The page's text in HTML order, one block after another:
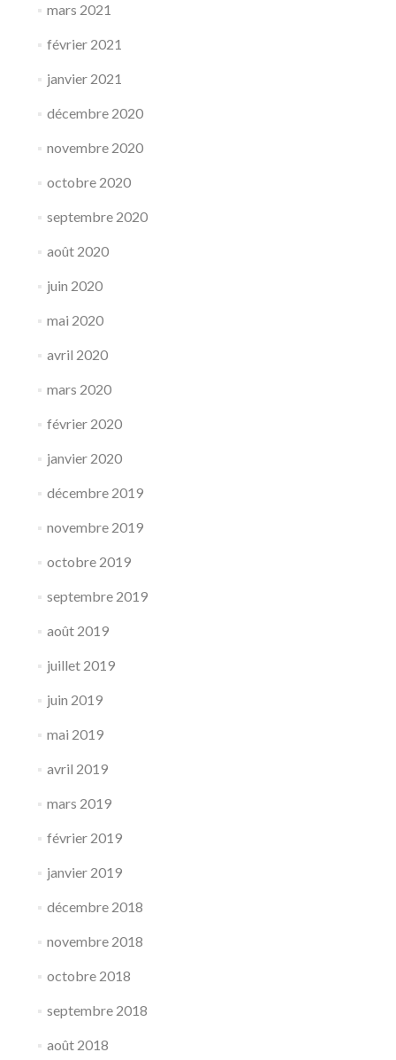
mars 2021
février 2021
janvier 2021
décembre 2020
novembre 2020
octobre 2020
septembre 2020
août 2020
juin 2020
mai 2020
avril 2020
mars 2020
février 2020
janvier 2020
décembre 2019
novembre 2019
octobre 2019
septembre 2019
août 2019
juillet 2019
juin 2019
mai 2019
avril 2019
mars 2019
février 2019
janvier 2019
décembre 2018
novembre 2018
octobre 2018
septembre 2018
août 2018